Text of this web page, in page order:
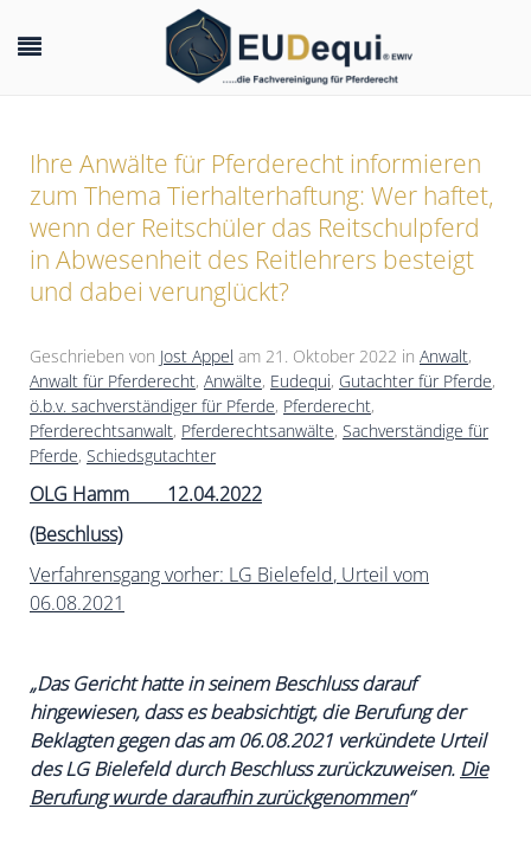
Ihre Anwälte für Pferderecht informieren
zum Thema Tierhalterhaftung: Wer haftet,
wenn der Reitschüler das Reitschulpferd
in Abwesenheit des Reitlehrers besteigt
und dabei verunglückt?
Geschrieben von Jost Appel am 21. Oktober 2022 in Anwalt,
Anwalt für Pferderecht, Anwälte, Eudequi, Gutachter für Pferde,
ö.b.v. sachverständiger für Pferde, Pferderecht,
Pferderechtsanwalt, Pferderechtsanwälte, Sachverständige für
Pferde, Schiedsgutachter
OLG Hamm 12.04.2022
(Beschluss)
Verfahrensgang vorher: LG Bielefeld, Urteil vom
06.08.2021
„Das Gericht hatte in seinem Beschluss darauf
hingewiesen, dass es beabsichtigt, die Berufung der
Beklagten gegen das am 06.08.2021 verkündete Urteil
des LG Bielefeld durch Beschluss zurückzuweisen. Die
Berufung wurde daraufhin zurückgenommen“